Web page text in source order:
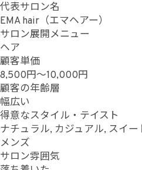
代表サロン名
EMA hair（エマヘアー）
サロン展開メニュー
ヘア
顧客単価
8,500円～10,000円
顧客の年齢層
幅広い
得意なスタイル・テイスト
ナチュラル, カジュアル, スイ
メンズ
サロン雰囲気